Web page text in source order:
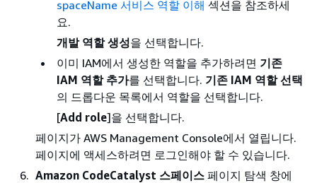
spaceName 서비스 역할 이해 섹션을 참조하세
요.
개발 역할 생성을 선택합니다.
이미 IAM에서 생성한 역할을 추가하려면 기존
IAM 역할 추가를 선택합니다. 기존 IAM 역할 선택
의 드롭다운 목록에서 역할을 선택합니다.
[Add role]을 선택합니다.
페이지가 AWS Management Console에서 열립니다.
페이지에 액세스하려면 로그인해야 할 수 있습니다.
Amazon CodeCatalyst 스페이스 페이지 탐색 창에